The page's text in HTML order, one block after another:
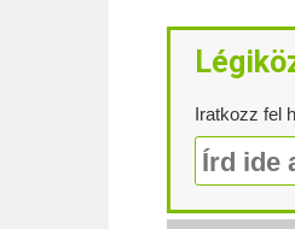
Iratkozz fel